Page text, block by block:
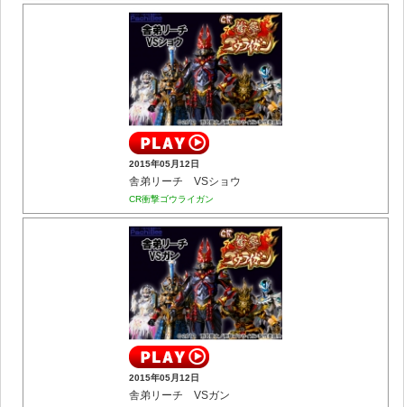
2015年05月12日
舎弟リーチ VSショウ
CR衝撃ゴウライガン
2015年05月12日
舎弟リーチ VSガン